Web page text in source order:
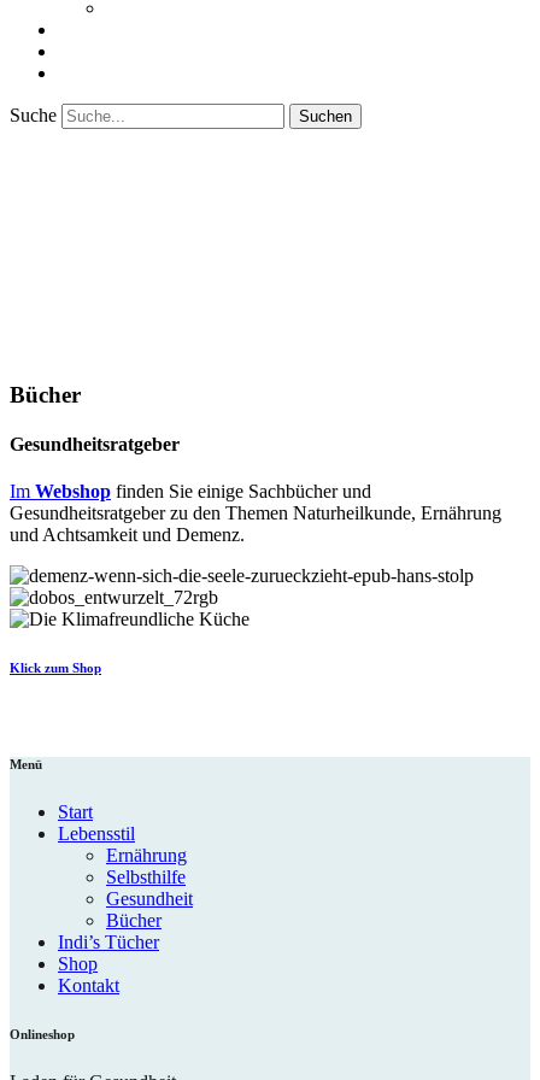
Suche
Bücher
Gesundheitsratgeber
Im Webshop finden Sie einige Sachbücher und
Gesundheitsratgeber zu den Themen Naturheilkunde, Ernährung
und Achtsamkeit und Demenz.
Klick zum Shop
Menü
Start
Lebensstil
Ernährung
Selbsthilfe
Gesundheit
Bücher
Indi’s Tücher
Shop
Kontakt
Onlineshop